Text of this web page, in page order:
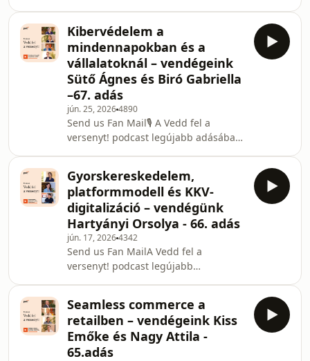
veszünk havonta tévét vagy
mosógépet, mégis elvárjuk, hogy
amikor kell, minden gyors, egyszerű
és releváns legyen.A „Vedd fel a
versenyt!” podcast új epizódjában
Madar Norbert és Kiss Virág a
MediaMarkt két vezetőjével, Karczub
Lehoczky Fanni marketingigazgató
Kibervédelem a
mindennapokban és a
vállalatoknál – vendégeink
Sütő Ágnes és Biró Gabriella
–67. adás
jún. 25, 20264890
Send us Fan Mail🎙 A Vedd fel a
versenyt! podcast legújabb adásában
hogyan lehet a kiberbiztonságot nem
egyszeri oktatásként vagy kötelező
megfelelési feladatként kezelni,
hanem a mindennapi működés
részévé tenni. Szó esik a mesterséges
intelligencia hatásáról, a
jelszókezelésről, a többfaktoros
azonosításról, az online vásárlás
Gyorskereskedelem,
platformmodell és KKV-
digitalizáció – vendégünk
Hartyányi Orsolya - 66. adás
jún. 17, 20264342
Send us Fan MailA Vedd fel a
versenyt! podcast legújabb
Ildikó, vendégük pedig Hartyányi
Orsolya, a Wolt ügyvezető igazgatója.
Az adásban szó esik arról, hogyan
kapcsol össze egy platform vásárlókat,
Seamless commerce a
retailben – vendégeink Kiss
Emőke és Nagy Attila -
65.adás